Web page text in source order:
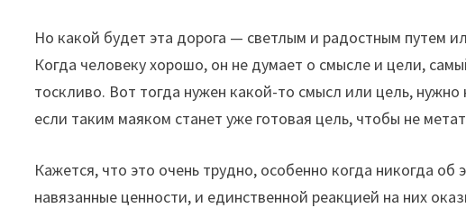
Но какой будет эта дорога — светлым и радостным путем
Когда человеку хорошо, он не думает о смысле и цели,
тоскливо. Вот тогда нужен какой-то смысл или цель,
если таким маяком станет уже готовая цель, чтобы не
Кажется, что это очень трудно, особенно когда никогда
навязанные ценности, и единственной реакцией на них